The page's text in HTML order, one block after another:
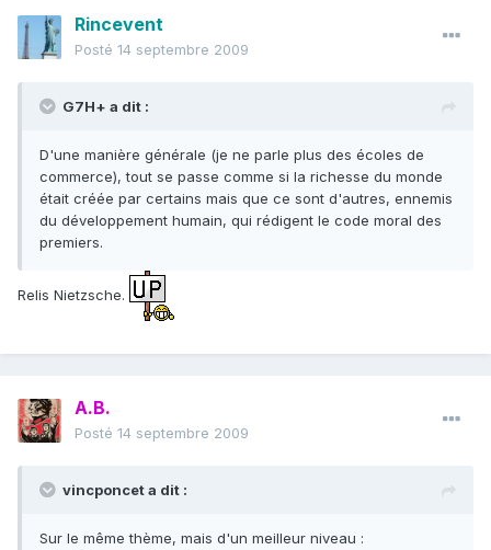
Rincevent
Posté 14 septembre 2009
G7H+ a dit :
D'une manière générale (je ne parle plus des écoles de
commerce), tout se passe comme si la richesse du monde
était créée par certains mais que ce sont d'autres, ennemis
du développement humain, qui rédigent le code moral des
premiers.
Relis Nietzsche.
A.B.
Posté 14 septembre 2009
vincponcet a dit :
Sur le même thème, mais d'un meilleur niveau :